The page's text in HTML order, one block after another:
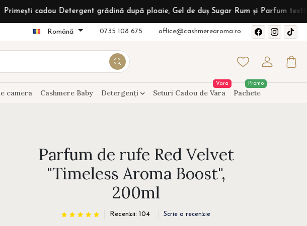
Detergent grădină după ploaie, Gel de duș Sugar Rum și Parfum textil Sunshine
Română 0735 108 675 office@cashmerearoma.ro
camera Cashmere Baby Detergenți Seturi Cadou de Vara
Vara
Pachete
Promo
Parfum de rufe Red Velvet
"Timeless Aroma Boost",
200ml
Recenzii: 104 Scrie o recenzie